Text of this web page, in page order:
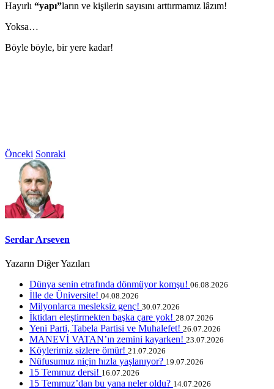
Hayırlı “yapı”ların ve kişilerin sayısını arttırmamız lâzım!
Yoksa…
Böyle böyle, bir yere kadar!
Önceki Sonraki
Serdar Arseven
Yazarın Diğer Yazıları
Dünya senin etrafında dönmüyor komşu! 06.08.2026
İlle de Üniversite! 04.08.2026
Milyonlarca mesleksiz genç! 30.07.2026
İktidarı eleştirmekten başka çare yok! 28.07.2026
Yeni Parti, Tabela Partisi ve Muhalefet! 26.07.2026
MANEVİ VATAN’ın zemini kayarken! 23.07.2026
Köylerimiz sizlere ömür! 21.07.2026
Nüfusumuz niçin hızla yaşlanıyor? 19.07.2026
15 Temmuz dersi! 16.07.2026
15 Temmuz’dan bu yana neler oldu? 14.07.2026